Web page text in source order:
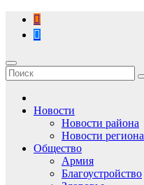
Перейти
содержимому
Новости
Новости района
Новости региона
Общество
Армия
Благоустройство